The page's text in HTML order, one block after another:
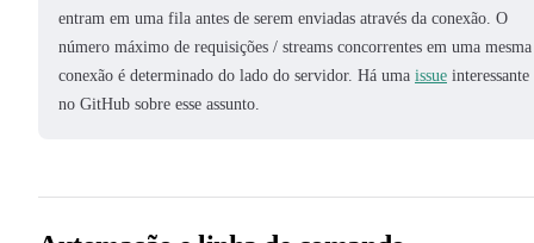
entram em uma fila antes de serem enviadas através da conexão. O
número máximo de requisições / streams concorrentes em uma mesma
conexão é determinado do lado do servidor. Há uma issue interessante
no GitHub sobre esse assunto.